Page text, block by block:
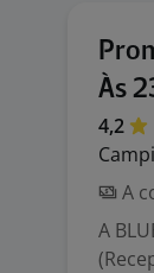
Às
4,2
A
A